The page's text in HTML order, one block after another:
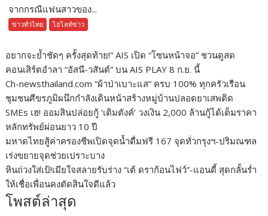
จากกรณีแฟนสาวของ...
ข่าวทั่วไทย ไฮไลท์ข่าว
อยากจะย้ำชัดๆ ครั้งสุดท้าย!” AIS เปิด “โซนหน้าจอ” ชวนดูสด
คอนเสิร์ตอำลา “อัสนี-วสันต์” บน AIS PLAY 8 ก.ย. นี้
Ch-newsthailand.com “ผ้าป่าเบาะแส” ครบ 100% ทุกครัวเรือน
ชุมชนศีขรภูมิผนึกกำลังเดินหน้าสร้างหมู่บ้านปลอดยาเสพติด
SMEs เฮ! ออมสินปล่อยกู้ ‘เติมตังค์’ วงเงิน 2,000 ล้านกู้ได้เต็มราคา
หลักทรัพย์ผ่อนยาว 10 ปี
มหาดไทยสู้ค่าครองชีพเปิดจุดน้ำดื่มฟรี 167 จุดทั่วกรุงฯ-ปริมณฑล
เร่งขยายจุดช่วยเปราะบาง
หินถ่วงใส่เป้!เมียใจสลายรับร่าง “เต้ ดราก้อนไฟว์”-แอนดี้ สุดกลั้นร่ำ
ให้เชื่อเพื่อนคงตัดสินใจดีแล้ว
โพสต์ล่าสุด